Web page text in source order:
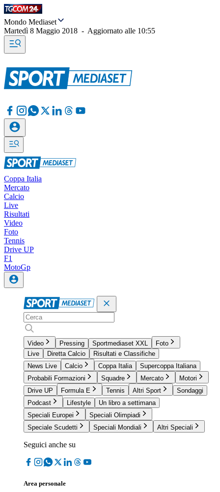
Mondo Mediaset
Martedì 8 Maggio 2018 - Aggiornato alle 10:55
Coppa Italia
Mercato
Calcio
Live
Risultati
Video
Foto
Tennis
Drive UP
F1
MotoGp
Video Pressing Sportmediaset XXL
Foto
Live
Diretta Calcio
Risultati e Classifiche
News Live
Calcio Coppa Italia
Supercoppa Italiana
Probabili Formazioni
Squadre Mercato
Motori
Drive UP
Formula E Tennis Altri Sport
Sondaggi
Podcast
Lifestyle
Un libro a settimana
Speciali Europei
Speciali Olimpiadi
Speciale Scudetti
Speciali Mondiali Altri Speciali
Seguici anche su
Area personale